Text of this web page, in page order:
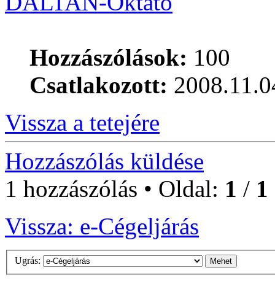
Hozzászólások: 100
Csatlakozott:
Vissza a tetejére
Hozzászólás küldése
1 hozzászólás • Oldal: 1 / 1
Vissza: e-Cégeljárás
Ugrás: